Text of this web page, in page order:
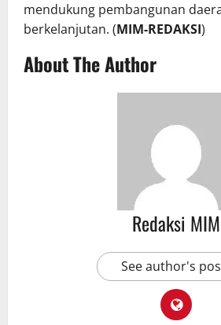
mendukung pembangunan
berkelanjutan. (MIM-REDAKSI)
About The Author
Redaksi MIM
See author's